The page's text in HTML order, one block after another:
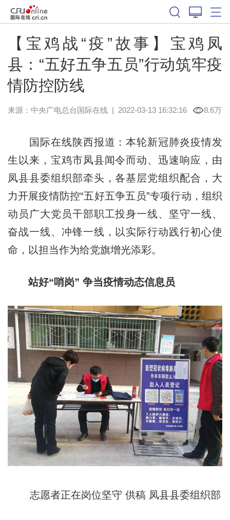
【宝鸡战“疫”故事】宝鸡凤
县：“五好五争五员”行动筑牢疫
情防控防线
来源：中央广电总台国际在线| 2022-03-13 16:32:16 8.6万
国际在线陕西报道：本轮新冠肺炎疫情发
生以来，宝鸡市凤县闻令而动、迅速响应，由
凤县县委组织部牵头，各基层党组织配合，大
力开展疫情防控“五好五争五员”专项行动，组织
动员广大党员干部职工投身一线、坚守一线、
奋战一线、冲锋一线，以实际行动践行初心使
命，以担当作为给党旗增光添彩。
站好“哨岗” 争当疫情动态信息员
志愿者正在岗位坚守 供稿 凤县县委组织部